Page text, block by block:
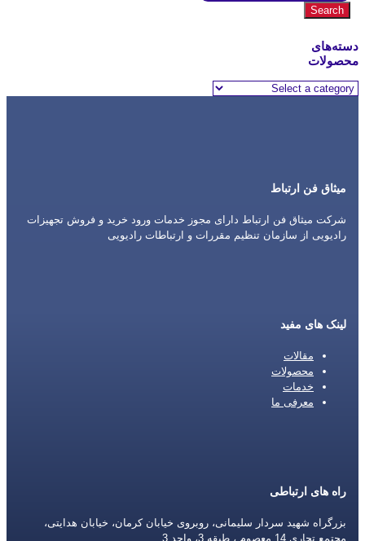
for:
Search
دسته‌های
محصولات
میثاق فن ارتباط
شرکت میثاق فن ارتباط دارای مجوز خدمات ورود خرید و فروش تجهیزات
رادیویی از سازمان تنظیم مقررات و ارتباطات رادیویی
لینک های مفید
مقالات
محصولات
خدمات
معرفی ما
راه های ارتباطی
بزرگراه شهید سردار سلیمانی، روبروی خیابان کرمان، خیابان هدایتی،
مجتمع تجاری 14 معصوم ، طبقه 3، واحد 3